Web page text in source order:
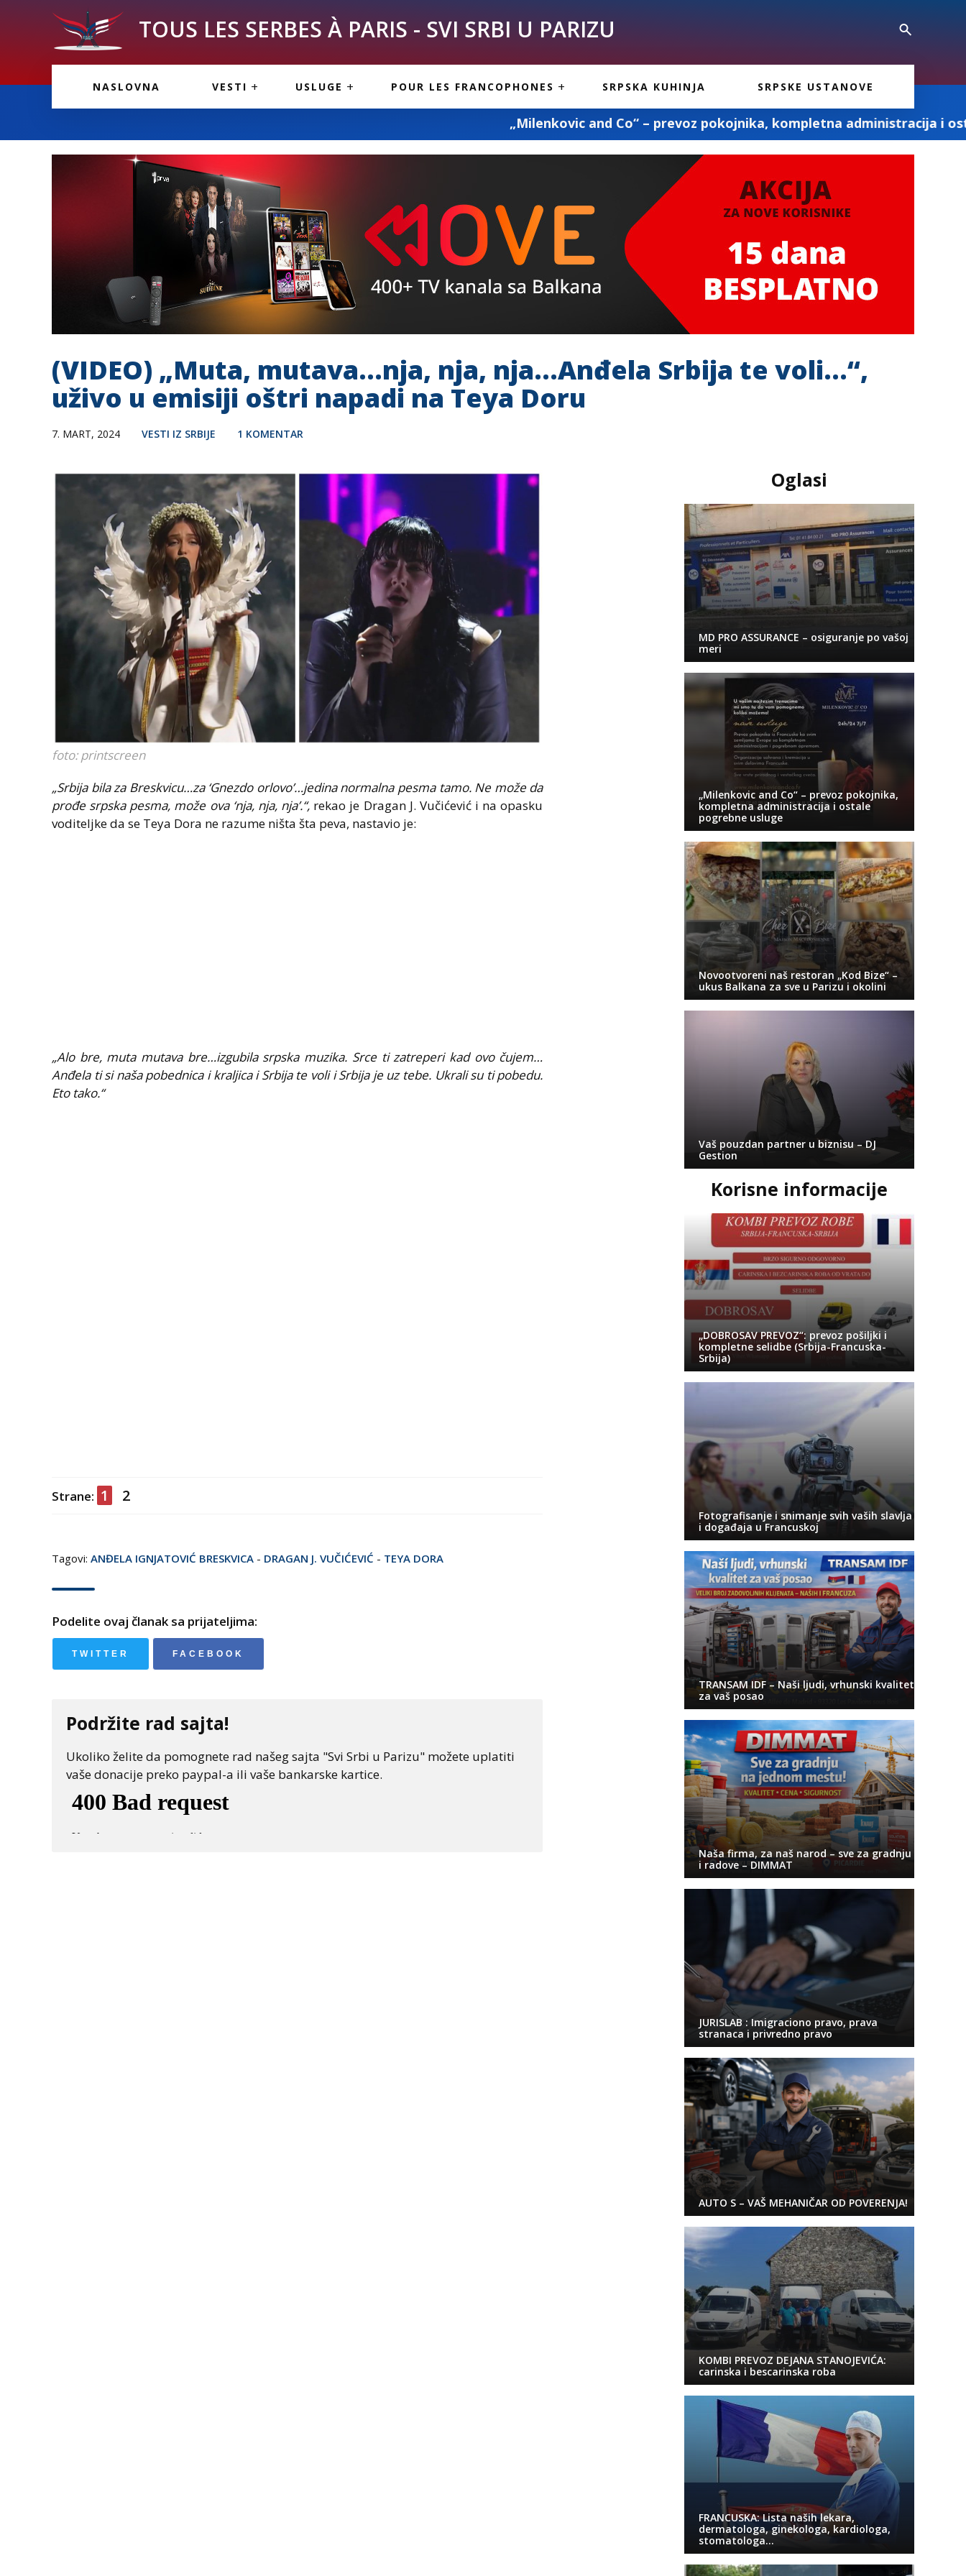
TOUS LES SERBES À PARIS - SVI SRBI U PARIZU
NASLOVNA VESTI USLUGE
INFORMACIJE
POUR LES FRANCOPHONES
PARIS
CUISINE SERBE
SRPSKA KUHINJA SRPSKE USTANOVE
„Milenkovic and Co“ – prevoz pokojnika, kompletna administracija i ostale pogrebne
(VIDEO) „Muta, mutava…nja, nja, nja…Anđela Srbija te voli…“,
uživo u emisiji oštri napadi na Teya Doru
7. MART, 2024 VESTI IZ SRBIJE 1 KOMENTAR
foto: printscreen
„Srbija bila za Breskvicu…za ‘Gnezdo orlovo’…jedina normalna pesma tamo. Ne može da
prođe srpska pesma, može ova ‘nja, nja, nja’.“, rekao je Dragan J. Vučićević i na opasku
voditeljke da se Teya Dora ne razume ništa šta peva, nastavio je:
„Alo bre, muta mutava bre…izgubila srpska muzika. Srce ti zatreperi kad ovo čujem…
Anđela ti si naša pobednica i kraljica i Srbija te voli i Srbija je uz tebe. Ukrali su ti pobedu.
Eto tako.“
Strane: 1 2
Tagovi: ANĐELA IGNJATOVIĆ BRESKVICA - DRAGAN J. VUČIĆEVIĆ - TEYA DORA
Podelite ovaj članak sa prijateljima:
TWITTER FACEBOOK
Podržite rad sajta!
Ukoliko želite da pomognete rad našeg sajta "Svi Srbi u Parizu" možete uplatiti
vaše donacije preko paypal-a ili vaše bankarske kartice.
Oglasi
MD PRO ASSURANCE – osiguranje po vašoj
meri
„Milenkovic and Co“ – prevoz pokojnika,
kompletna administracija i ostale
pogrebne usluge
Novootvoreni naš restoran „Kod Bize“ –
ukus Balkana za sve u Parizu i okolini
Vaš pouzdan partner u biznisu – DJ
Gestion
Korisne informacije
„DOBROSAV PREVOZ“: prevoz pošiljki i
kompletne selidbe (Srbija-Francuska-
Srbija)
Fotografisanje i snimanje svih vaših slavlja
i događaja u Francuskoj
TRANSAM IDF – Naši ljudi, vrhunski kvalitet
za vaš posao
Naša firma, za naš narod – sve za gradnju
i radove – DIMMAT
JURISLAB : Imigraciono pravo, prava
stranaca i privredno pravo
AUTO S – VAŠ MEHANIČAR OD POVERENJA!
KOMBI PREVOZ DEJANA STANOJEVIĆA:
carinska i bescarinska roba
FRANCUSKA: Lista naših lekara,
dermatologa, ginekologa, kardiologa,
stomatologa…